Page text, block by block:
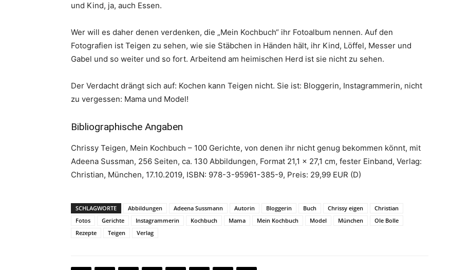
und Kind, ja, auch Essen.
Wer will es daher denen verdenken, die „Mein Kochbuch“ ihr Fotoalbum nennen. Auf den
Fotografien ist Teigen zu sehen, wie sie Stäbchen in Händen hält, ihr Kind, Löffel, Messer und
Gabel und so weiter und so fort. Arbeitend am heimischen Herd ist sie nicht zu sehen.
Der Verdacht drängt sich auf: Kochen kann Teigen nicht. Sie ist: Bloggerin, Instagrammerin, nicht
zu vergessen: Mama und Model!
Bibliographische Angaben
Chrissy Teigen, Mein Kochbuch – 100 Gerichte, von denen ihr nicht genug bekommen könnt, mit
Adeena Sussman, 256 Seiten, ca. 130 Abbildungen, Format 21,1 x 27,1 cm, fester Einband, Verlag:
Christian, München, 17.10.2019, ISBN: 978-3-95961-385-9, Preis: 29,99 EUR (D)
SCHLAGWORTE Abbildungen Adeena Sussmann Autorin Bloggerin Buch Chrissy eigen
Christian
Fotos
Gerichte Instagrammerin Kochbuch Mama Mein Kochbuch Model München
Ole Bolle
Rezepte
Teigen Verlag